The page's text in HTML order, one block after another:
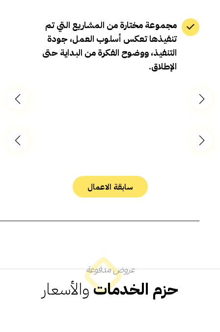
مجموعة مختارة من المشاريع التي تم
تنفيذها تعكس أسلوب العمل، جودة
التنفيذ، ووضوح الفكرة من البداية حتى
الإطلاق.
سابقة الاعمال
عروض مدفوعة
حزم الخدماتوالأسعار